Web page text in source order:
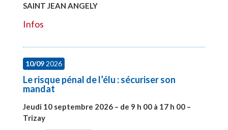
SAINT JEAN ANGELY
Infos
10/092026
Le risque pénal de l’élu : sécuriser son
mandat
Jeudi 10 septembre 2026 – de 9 h 00 à 17 h 00 –
Trizay